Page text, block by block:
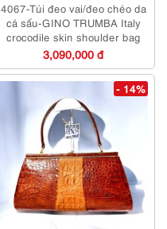
4067-Túi đeo vai/đeo chéo da
cá sấu-GINO TRUMBA Italy
crocodile skin shoulder bag
3,090,000 đ
- 14%